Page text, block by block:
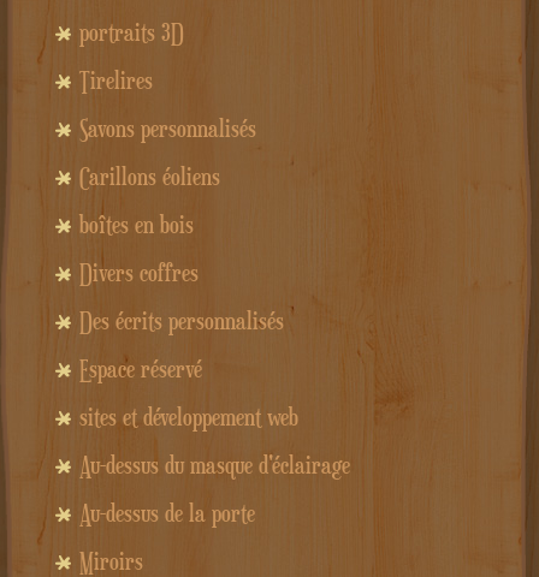
portraits 3D
Tirelires
Savons personnalisés
Carillons éoliens
boîtes en bois
Divers coffres
Des écrits personnalisés
Espace réservé
sites et développement web
Au-dessus du masque d'éclairage
Au-dessus de la porte
Miroirs